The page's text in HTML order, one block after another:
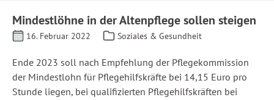
Mindestlöhne in der Altenpflege sollen steigen
16. Februar 2022 Soziales & Gesundheit
Ende 2023 soll nach Empfehlung der Pflegekommission
der Mindestlohn für Pflegehilfskräfte bei 14,15 Euro pro
Stunde liegen, bei qualifizierten Pflegehilfskräften bei